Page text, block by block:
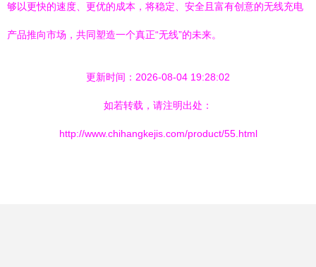
够以更快的速度、更优的成本，将稳定、安全且富有创意的无线充电
产品推向市场，共同塑造一个真正“无线”的未来。
更新时间：2026-08-04 19:28:02
如若转载，请注明出处：
http://www.chihangkejis.com/product/55.html